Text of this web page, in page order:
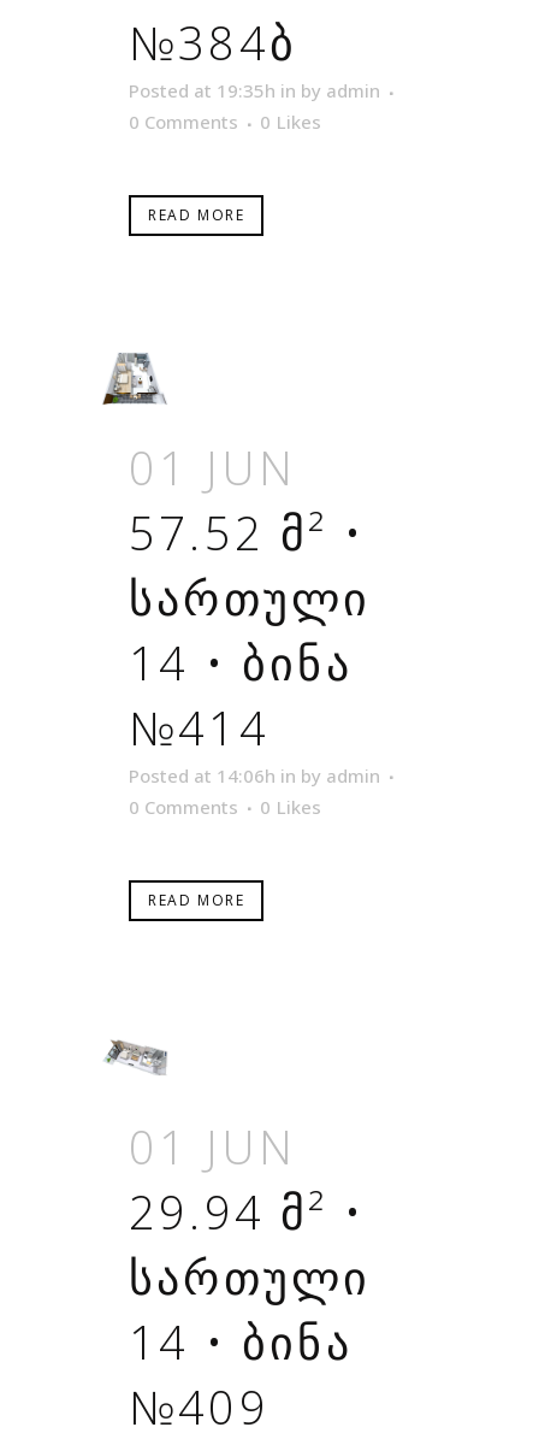
№384Ბ
Posted at 19:35h in by admin
0 Comments
0 Likes
READ MORE
01 JUN
57.52 Მ² •
ᲡᲐᲠᲗᲣᲚᲘ
14 • ᲑᲘᲜᲐ
№414
Posted at 14:06h in by admin
0 Comments
0 Likes
READ MORE
01 JUN
29.94 Მ² •
ᲡᲐᲠᲗᲣᲚᲘ
14 • ᲑᲘᲜᲐ
№409